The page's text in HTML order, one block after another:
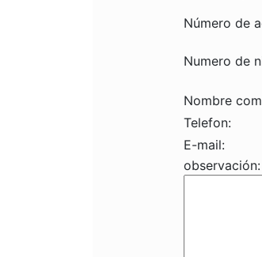
Número de
Numero de
Nombre
Telefon:
E-mail:
observación: